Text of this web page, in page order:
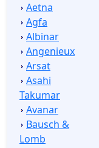
Aetna
Agfa
Albinar
Angenieux
Arsat
Asahi
Takumar
Avanar
Bausch &
Lomb